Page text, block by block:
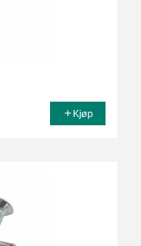
Kjøp